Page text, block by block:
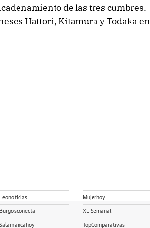
de las tres cumbres.
Hattori, Kitamura y Todaka en
Leonoticias
Burgosconecta
Salamancahoy
Mujerhoy
XL Semanal
TopComparativas